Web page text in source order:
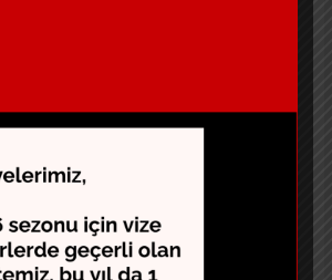
hedefi haline
Udoka, Alperen’i hedef tahtasına
diyor:
mismatch ‘te ( farklı eşleşme )
oyuncunun önünde kalma iradendir.”
Formülü: 4 Kritik Madde